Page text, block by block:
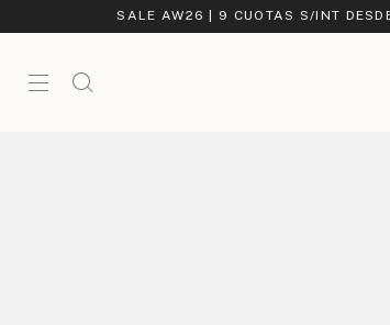
SALE AW26 | 9 CUOTAS S/INT